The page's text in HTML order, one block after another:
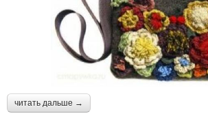
читать дальше →